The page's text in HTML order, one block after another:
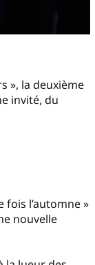
», la deuxième
invité, du
l’automne »
nouvelle